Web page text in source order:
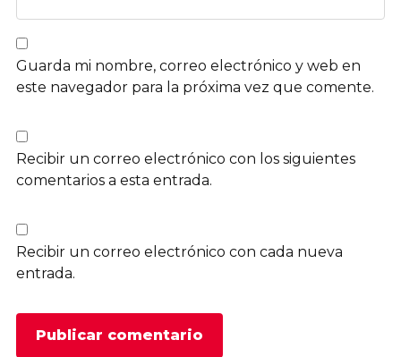
Guarda mi nombre, correo electrónico y web en
este navegador para la próxima vez que comente.
Recibir un correo electrónico con los siguientes
comentarios a esta entrada.
Recibir un correo electrónico con cada nueva
entrada.